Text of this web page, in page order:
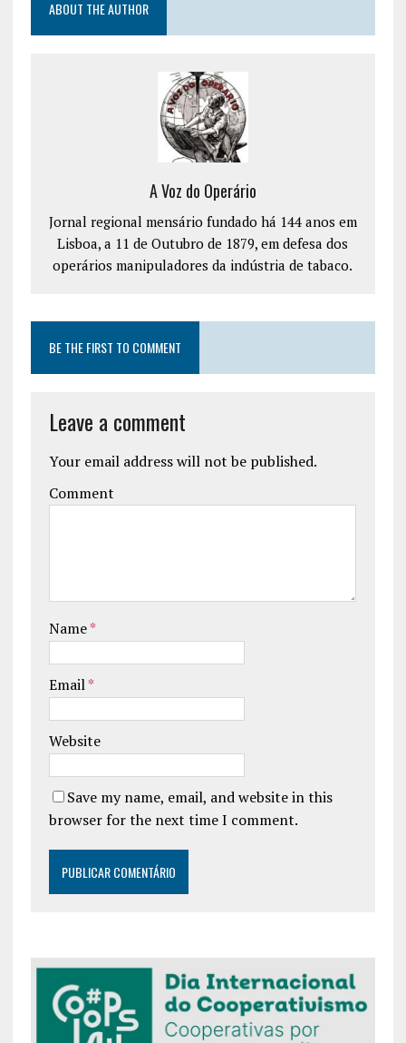
ABOUT THE AUTHOR
A Voz do Operário
Jornal regional mensário fundado há 144 anos em
Lisboa, a 11 de Outubro de 1879, em defesa dos
operários manipuladores da indústria de tabaco.
BE THE FIRST TO COMMENT
Leave a comment
Your email address will not be published.
Comment
Name*
Email*
Website
Save my name, email, and website in this
browser for the next time I comment.